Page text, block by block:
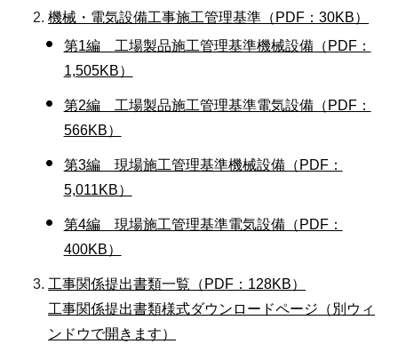
機械・電気設備工事施工管理基準（PDF：30KB）
第1編 工場製品施工管理基準機械設備（PDF：
1,505KB）
第2編 工場製品施工管理基準電気設備（PDF：
566KB）
第3編 現場施工管理基準機械設備（PDF：
5,011KB）
第4編 現場施工管理基準電気設備（PDF：
400KB）
工事関係提出書類一覧（PDF：128KB）
工事関係提出書類様式ダウンロードページ（別ウィ
ンドウで開きます）